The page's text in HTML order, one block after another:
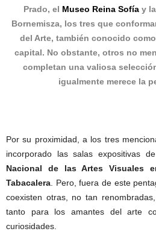
Prado, el Museo Reina Sofía y
Bornemisza, los tres que
del Arte, también conocido
capital. No obstante, otros no
completan una valiosa
igualmente merece la
Por su proximidad, a los tres
incorporado las salas expositivas
Nacional de las Artes Visuales
Tabacalera . Pero, fuera de este
coexisten otras, no tan
tanto para los amantes del arte
curiosidades.